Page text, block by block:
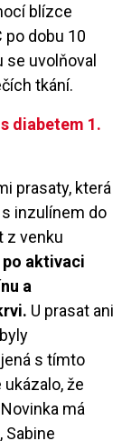
blízce
po dobu 10
se uvolňoval
tkání.
diabetem 1.
prasaty, která
inzulínem do
z venku
po aktivaci
a
U prasat ani
s tímto
že
má
Sabine